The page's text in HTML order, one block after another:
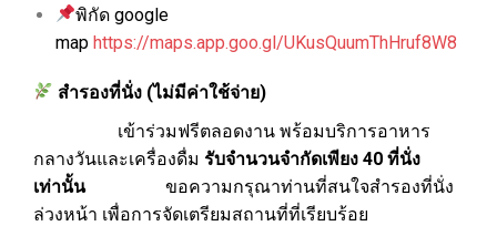
พิกัด google
map https://maps.app.goo.gl/UKusQuumThHruf8W8
สำรองที่นั่ง (ไม่มีค่าใช้จ่าย)
เข้าร่วมฟรีตลอดงาน พร้อมบริการอาหาร
กลางวันและเครื่องดื่ม รับจำนวนจำกัดเพียง 40 ที่นั่ง
เท่านั้น ขอความกรุณาท่านที่สนใจสำรองที่นั่ง
ล่วงหน้า เพื่อการจัดเตรียมสถานที่ที่เรียบร้อย